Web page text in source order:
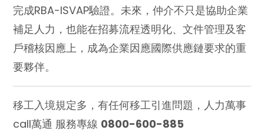
完成RBA-ISVAP驗證。未來，仲介不只是協助企業
補足人力，也能在招募流程透明化、文件管理及客
戶稽核因應上，成為企業因應國際供應鏈要求的重
要夥伴。
移工入境規定多，有任何移工引進問題，人力萬事
call萬通 服務專線 0800-600-885